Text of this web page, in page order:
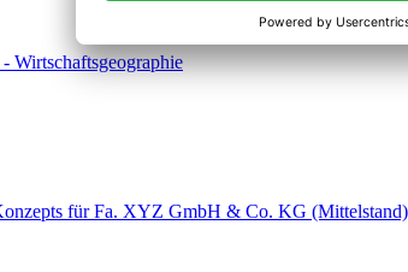
Wirtschaftsgeographie
für Fa. XYZ GmbH & Co. KG (Mittelstand)